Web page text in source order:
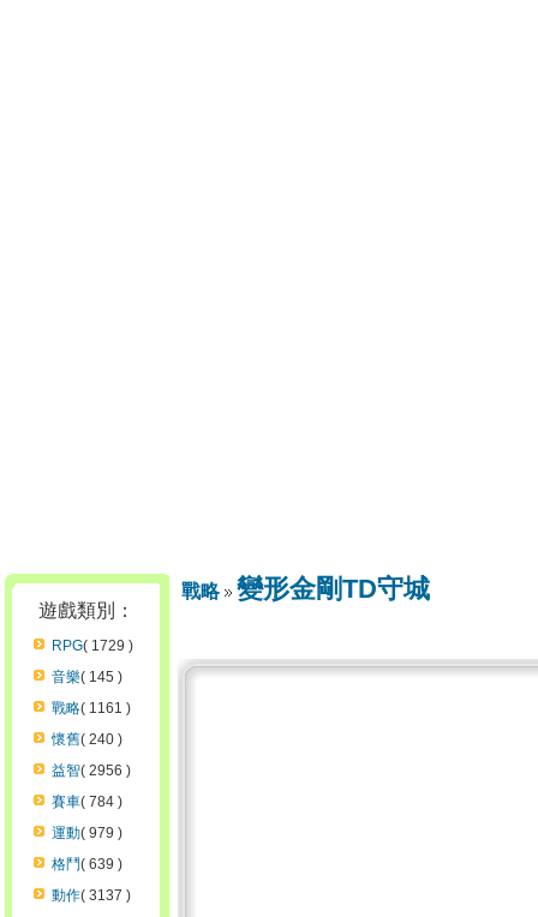
遊戲類別：
RPG( 1729 )
音樂( 145 )
戰略( 1161 )
懷舊( 240 )
益智( 2956 )
賽車( 784 )
運動( 979 )
格鬥( 639 )
動作( 3137 )
戰略 變形金剛TD守城